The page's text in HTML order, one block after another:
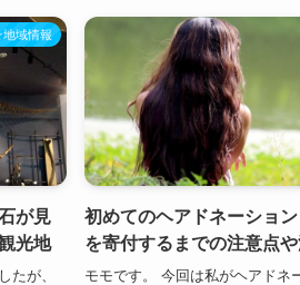
域情報
が見
光地
たが、
初めてのヘアドネーショ
を寄付するまでの注意点
モモです。 今回は私がヘアドネ